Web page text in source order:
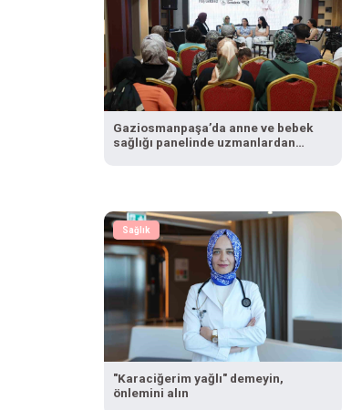
Gaziosmanpaşa’da anne ve bebek
sağlığı panelinde uzmanlardan
Sağlık
"Karaciğerim yağlı" demeyin,
önlemini alın